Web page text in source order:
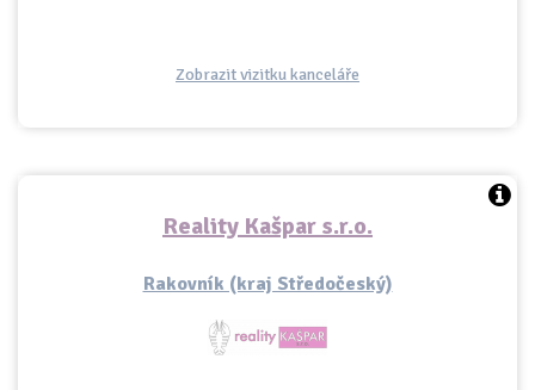
Zobrazit vizitku kanceláře
Reality Kašpar s.r.o.
Rakovník (kraj Středočeský)